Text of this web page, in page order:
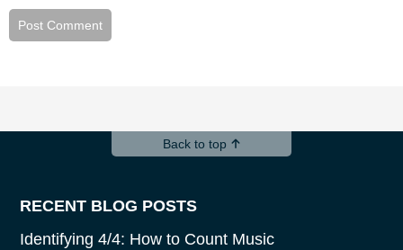
Back to top
RECENT BLOG POSTS
Identifying 4/4: How to Count Music